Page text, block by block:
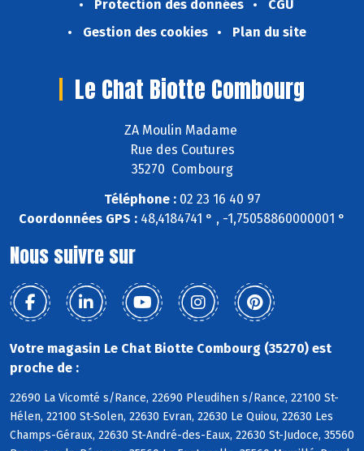
Protection des données
CGU
Gestion des cookies
Plan du site
Le Chat Biotte Combourg
ZA Moulin Madame
Rue des Coutures
35270 Combourg
Téléphone :02 23 16 40 97
Coordonnées GPS : 48,4184741 ° , -1,75058860000001 °
Nous suivre sur
Votre magasin Le Chat Biotte Combourg (35270) est
proche de :
22690 La Vicomté s/Rance, 22690 Pleudihen s/Rance, 22100 St-
Hélen, 22100 St-Solen, 22630 Evran, 22630 Le Quiou, 22630 Les
Champs-Géraux, 22630 St-André-des-Eaux, 22630 St-Judoce, 35560